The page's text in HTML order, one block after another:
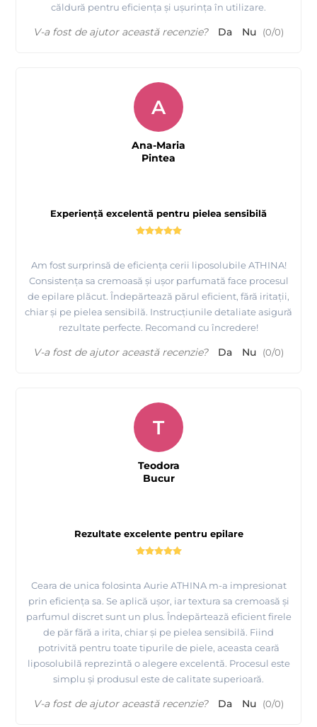
căldură pentru eficiența și ușurința în utilizare.
V-a fost de ajutor această recenzie? Da Nu (0/0)
Experiență excelentă pentru pielea sensibilă
Am fost surprinsă de eficiența cerii liposolubile ATHINA!
Consistența sa cremoasă și ușor parfumată face procesul
de epilare plăcut. Îndepărtează părul eficient, fără iritații,
chiar și pe pielea sensibilă. Instrucțiunile detaliate asigură
rezultate perfecte. Recomand cu încredere!
A
Ana-Maria
Pintea
V-a fost de ajutor această recenzie? Da Nu (0/0)
Rezultate excelente pentru epilare
Ceara de unica folosinta Aurie ATHINA m-a impresionat
prin eficiența sa. Se aplică ușor, iar textura sa cremoasă și
parfumul discret sunt un plus. Îndepărtează eficient firele
de păr fără a irita, chiar și pe pielea sensibilă. Fiind
potrivită pentru toate tipurile de piele, aceasta ceară
liposolubilă reprezintă o alegere excelentă. Procesul este
simplu și produsul este de calitate superioară.
T
Teodora
Bucur
V-a fost de ajutor această recenzie? Da Nu (0/0)